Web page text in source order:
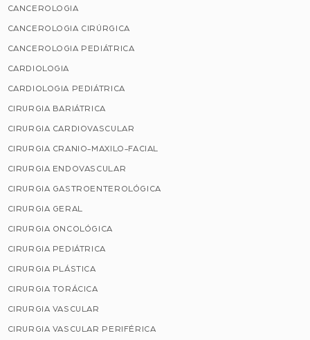
CANCEROLOGIA
CANCEROLOGIA CIRÚRGICA
CANCEROLOGIA PEDIÁTRICA
CARDIOLOGIA
CARDIOLOGIA PEDIÁTRICA
CIRURGIA BARIÁTRICA
CIRURGIA CARDIOVASCULAR
CIRURGIA CRANIO-MAXILO-FACIAL
CIRURGIA ENDOVASCULAR
CIRURGIA GASTROENTEROLÓGICA
CIRURGIA GERAL
CIRURGIA ONCOLÓGICA
CIRURGIA PEDIÁTRICA
CIRURGIA PLÁSTICA
CIRURGIA TORÁCICA
CIRURGIA VASCULAR
CIRURGIA VASCULAR PERIFÉRICA